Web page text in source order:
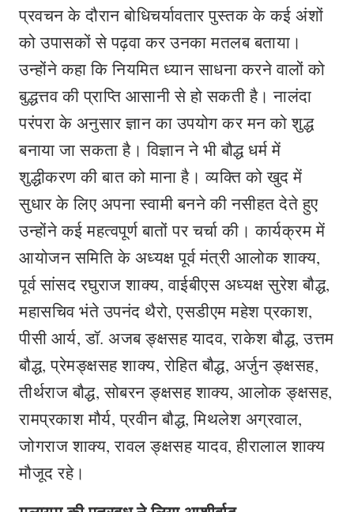
प्रवचन के दौरान बोधिचर्यावतार पुस्तक के कई अंशों
को उपासकों से पढ़वा कर उनका मतलब बताया।
उन्होंने कहा कि नियमित ध्यान साधना करने वालों को
बुद्धत्तव की प्राप्ति आसानी से हो सकती है। नालंदा
परंपरा के अनुसार ज्ञान का उपयोग कर मन को शुद्ध
बनाया जा सकता है। विज्ञान ने भी बौद्ध धर्म में
शुद्धीकरण की बात को माना है। व्यक्ति को खुद में
सुधार के लिए अपना स्वामी बनने की नसीहत देते हुए
उन्होंने कई महत्वपूर्ण बातों पर चर्चा की। कार्यक्रम में
आयोजन समिति के अध्यक्ष पूर्व मंत्री आलोक शाक्य,
पूर्व सांसद रघुराज शाक्य, वाईबीएस अध्यक्ष सुरेश बौद्ध,
महासचिव भंते उपनंद थैरो, एसडीएम महेश प्रकाश,
पीसी आर्य, डॉ. अजब ङ्क्षसह यादव, राकेश बौद्ध, उत्तम
बौद्ध, प्रेमङ्क्षसह शाक्य, रोहित बौद्ध, अर्जुन ङ्क्षसह,
तीर्थराज बौद्ध, सोबरन ङ्क्षसह शाक्य, आलोक ङ्क्षसह,
रामप्रकाश मौर्य, प्रवीन बौद्ध, मिथलेश अग्रवाल,
जोगराज शाक्य, रावल ङ्क्षसह यादव, हीरालाल शाक्य
मौजूद रहे।